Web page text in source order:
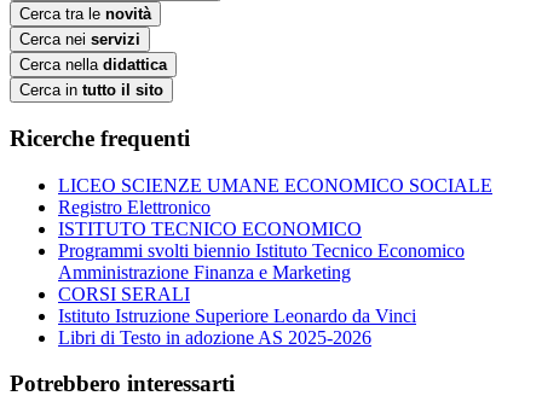
Cerca tra le novità
Cerca nei servizi
Cerca nella didattica
Cerca in tutto il sito
Ricerche frequenti
LICEO SCIENZE UMANE ECONOMICO SOCIALE
Registro Elettronico
ISTITUTO TECNICO ECONOMICO
Programmi svolti biennio Istituto Tecnico Economico
Amministrazione Finanza e Marketing
CORSI SERALI
Istituto Istruzione Superiore Leonardo da Vinci
Libri di Testo in adozione AS 2025-2026
Potrebbero interessarti